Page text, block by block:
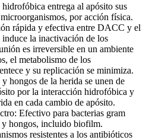
entrega al apósito sus
por acción física.
rápida y efectiva entre DACC y el
la inactivación de los
es irreversible en un ambiente
el metabolismo de los
y su replicación se minimiza.
hongos de la herida se unen de
por la interacción hidrofóbica y
en cada cambio de apósito.
Efectivo para bacterias gram
hongos, incluido biofilm.
resistentes a los antibióticos